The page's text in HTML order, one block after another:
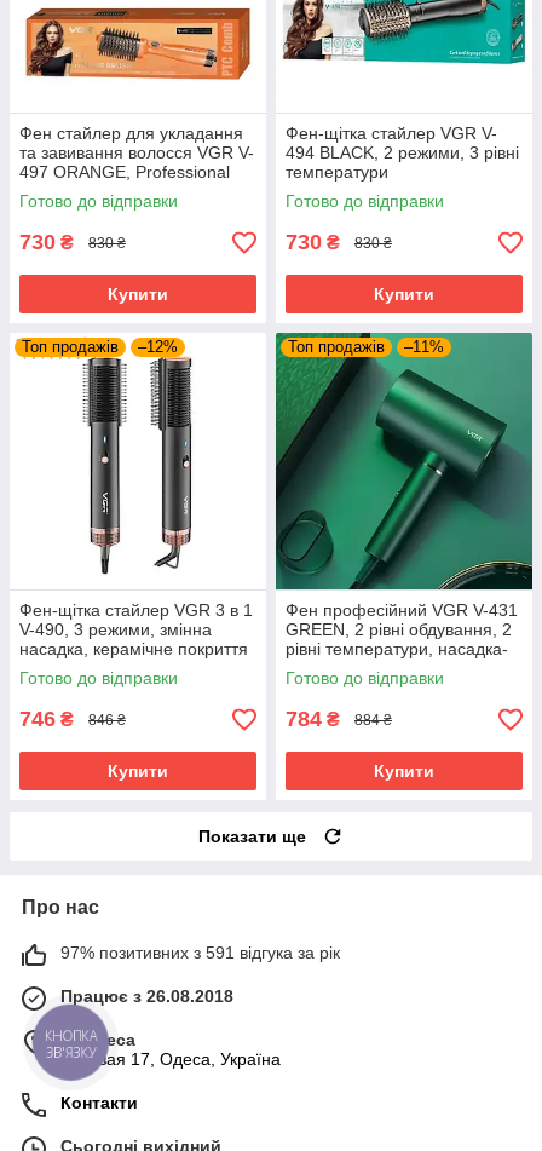
Фен стайлер для укладання
та завивання волосся VGR V-
497 ORANGE, Professional
Готово до відправки
730 ₴ 830 ₴
Купити
Фен-щітка стайлер VGR V-
494 BLACK, 2 режими, 3 рівні
температури
Готово до відправки
730 ₴ 830 ₴
Купити
Топ продажів –12%
Фен-щітка стайлер VGR 3 в 1
V-490, 3 режими, змінна
насадка, керамічне покриття
Готово до відправки
746 ₴ 846 ₴
Купити
Топ продажів –11%
Фен професійний VGR V-431
GREEN, 2 рівні обдування, 2
рівні температури, насадка-
концентратор
Готово до відправки
784 ₴ 884 ₴
Купити
Показати ще
Про нас
97% позитивних з 591 відгука за рік
Працює з 26.08.2018
м. Одеса
Базовая 17, Одеса, Україна
Контакти
Сьогодні вихідний
КНОПКА
ЗВ'ЯЗКУ